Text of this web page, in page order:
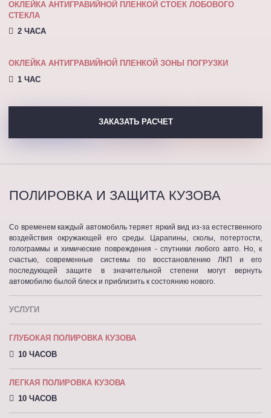
ОКЛЕЙКА АНТИГРАВИЙНОЙ ПЛЕНКОЙ СТОЕК ЛОБОВОГО
СТЕКЛА
2 ЧАСА
ОКЛЕЙКА АНТИГРАВИЙНОЙ ПЛЕНКОЙ ЗОНЫ ПОГРУЗКИ
1 ЧАС
ЗАКАЗАТЬ РАСЧЕТ
ПОЛИРОВКА И ЗАЩИТА КУЗОВА
Со временем каждый автомобиль теряет яркий вид из-за естественного
воздействия окружающей его среды. Царапины, сколы, потертости,
голограммы и химические повреждения - спутники любого авто. Но, к
счастью, современные системы по восстановлению ЛКП и его
последующей защите в значительной степени могут вернуть
автомобилю былой блеск и приблизить к состоянию нового.
УСЛУГИ
ГЛУБОКАЯ ПОЛИРОВКА КУЗОВА
10 ЧАСОВ
ЛЕГКАЯ ПОЛИРОВКА КУЗОВА
10 ЧАСОВ